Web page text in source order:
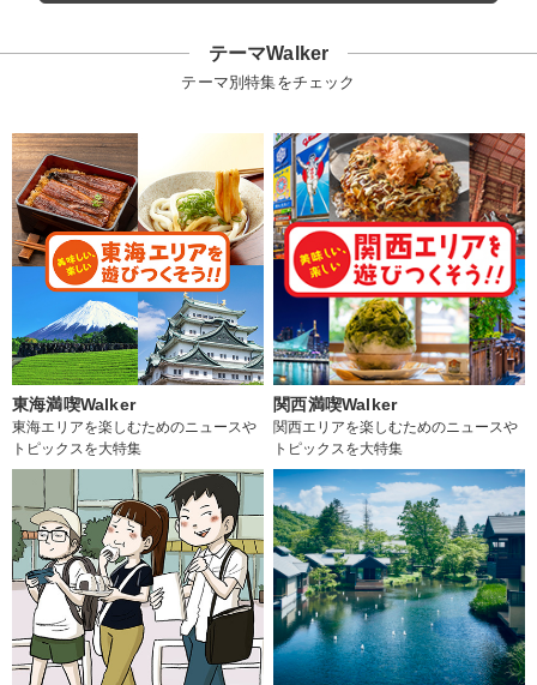
テーマWalker
テーマ別特集をチェック
東海満喫Walker
東海エリアを楽しむためのニュースや
トピックスを大特集
関西満喫Walker
関西エリアを楽しむためのニュースや
トピックスを大特集